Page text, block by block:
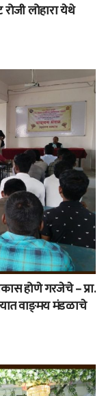
लोहारा येथे
होणे गरजेचे – प्रा.
वाङ्‌मय मंडळाचे